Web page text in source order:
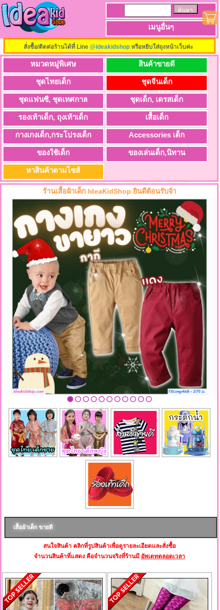
เมนูอื่นๆ
สั่งซื้อ/ติดต่อร้านได้ที่ Line @ideakidshopหรือหยิบใส่ถุงหน้าเว็บค่ะ
หมวดหมู่พิเศษ สินค้าขายดี
ชุดไทยเด็ก ชุดจีนเด็ก
ชุดแฟนซี, ชุดเทศกาล ชุดเด็ก, เดรสเด็ก
รองเท้าเด็ก, ถุงเท้าเด็ก เสื้อเด็ก
กางเกงเด็ก,กระโปรงเด็ก Accessories เด็ก
ของใช้เด็ก ของเล่นเด็ก,นิทาน
หาสินค้าตามไซส์
ร้านเสื้อผ้าเด็ก IdeaKidShop ยินดีต้อนรับจ้า
เสื้อผ้าเด็ก ขายดี
สนใจสินค้า คลิกที่รูปสินค้าเพื่อดูรายละเอียดและสั่งซื้อ
จำนวนสินค้าที่แสดง คือจำนวนจริงที่ร้านมี อัพเดทตลอดเวลา